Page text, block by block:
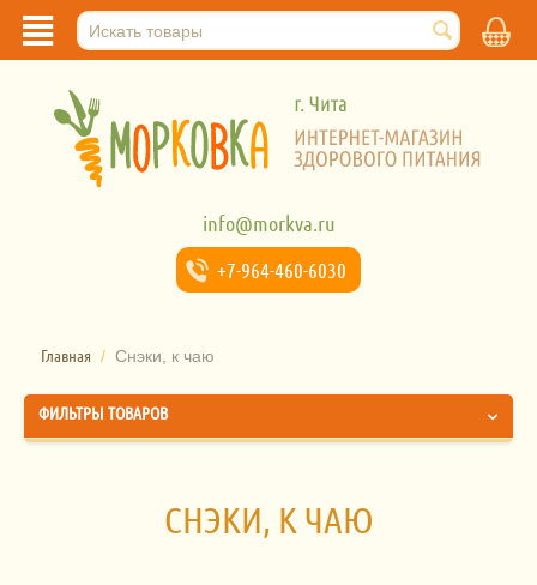
info@morkva.ru
+7-964-460-6030
Главная / Снэки, к чаю
ФИЛЬТРЫ ТОВАРОВ
СНЭКИ, К ЧАЮ